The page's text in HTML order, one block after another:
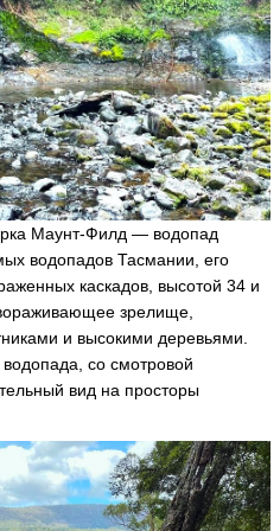
Маунт-Филд — водопад
водопадов Тасмании, его
каскадов, высотой 34 и
зрелище,
и высокими деревьями.
со смотровой
вид на просторы